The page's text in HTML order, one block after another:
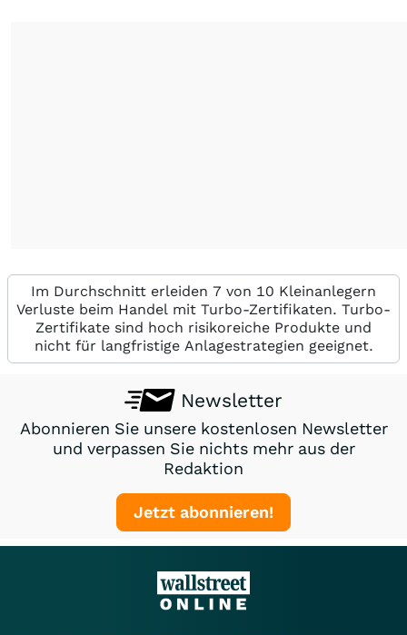
Im Durchschnitt erleiden 7 von 10 Kleinanlegern
Verluste beim Handel mit Turbo-Zertifikaten. Turbo-
Zertifikate sind hoch risikoreiche Produkte und
nicht für langfristige Anlagestrategien geeignet.
Newsletter
Abonnieren Sie unsere kostenlosen Newsletter
und verpassen Sie nichts mehr aus der
Redaktion
Jetzt abonnieren!